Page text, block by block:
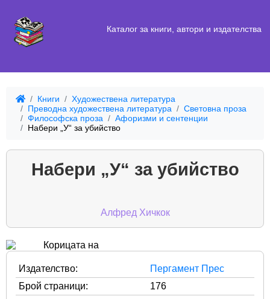
Каталог за книги, автори и издателства
Книги
Художествена литература
Преводна художествена литература
Световна проза
Философска проза
Афоризми и сентенции
Набери „У“ за убийство
Набери „У“ за убийство
Алфред Хичкок
Издателство:
Пергамент Прес
Брой страници:
176